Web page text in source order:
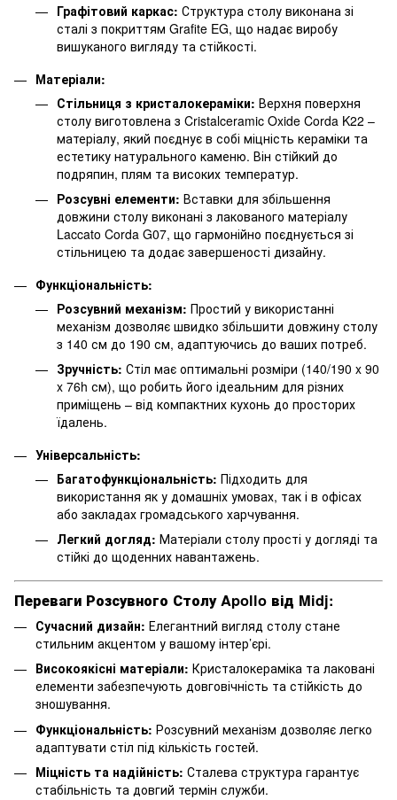
Графітовий каркас: Структура столу виконана зі
сталі з покриттям Grafite EG, що надає виробу
вишуканого вигляду та стійкості.
Матеріали:
Стільниця з кристалокераміки: Верхня поверхня
столу виготовлена з Cristalceramic Oxide Corda K22 –
матеріалу, який поєднує в собі міцність кераміки та
естетику натурального каменю. Він стійкий до
подряпин, плям та високих температур.
Розсувні елементи: Вставки для збільшення
довжини столу виконані з лакованого матеріалу
Laccato Corda G07, що гармонійно поєднується зі
стільницею та додає завершеності дизайну.
Функціональність:
Розсувний механізм: Простий у використанні
механізм дозволяє швидко збільшити довжину столу
з 140 см до 190 см, адаптуючись до ваших потреб.
Зручність: Стіл має оптимальні розміри (140/190 x 90
x 76h см), що робить його ідеальним для різних
приміщень – від компактних кухонь до просторих
їдалень.
Універсальність:
Багатофункціональність: Підходить для
використання як у домашніх умовах, так і в офісах
або закладах громадського харчування.
Легкий догляд: Матеріали столу прості у догляді та
стійкі до щоденних навантажень.
Переваги Розсувного Столу Apollo від Midj:
Сучасний дизайн: Елегантний вигляд столу стане
стильним акцентом у вашому інтер’єрі.
Високоякісні матеріали: Кристалокераміка та лаковані
елементи забезпечують довговічність та стійкість до
зношування.
Функціональність: Розсувний механізм дозволяє легко
адаптувати стіл під кількість гостей.
Міцність та надійність: Сталева структура гарантує
стабільність та довгий термін служби.